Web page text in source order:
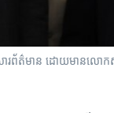
ត៌មាន​ ដោយ​មាន​លោក​​ស